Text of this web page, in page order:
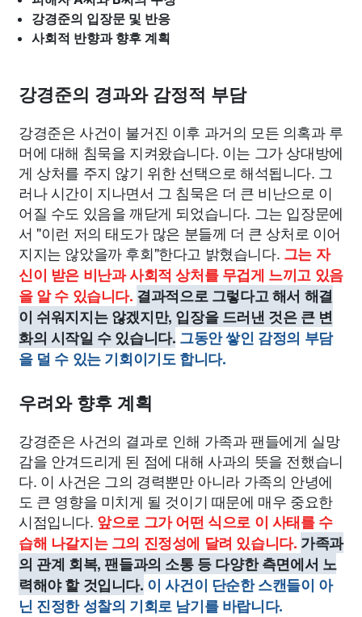
강경준의 입장문 및 반응
사회적 반향과 향후 계획
강경준의 경과와 감정적 부담
강경준은 사건이 불거진 이후 과거의 모든 의혹과 루
머에 대해 침묵을 지켜왔습니다. 이는 그가 상대방에
게 상처를 주지 않기 위한 선택으로 해석됩니다. 그
러나 시간이 지나면서 그 침묵은 더 큰 비난으로 이
어질 수도 있음을 깨닫게 되었습니다. 그는 입장문에
서 "이런 저의 태도가 많은 분들께 더 큰 상처로 이어
지지는 않았을까 후회"한다고 밝혔습니다. 그는 자
신이 받은 비난과 사회적 상처를 무겁게 느끼고 있음
을 알 수 있습니다. 결과적으로 그렇다고 해서 해결
이 쉬워지지는 않겠지만, 입장을 드러낸 것은 큰 변
화의 시작일 수 있습니다. 그동안 쌓인 감정의 부담
을 덜 수 있는 기회이기도 합니다.
우려와 향후 계획
강경준은 사건의 결과로 인해 가족과 팬들에게 실망
감을 안겨드리게 된 점에 대해 사과의 뜻을 전했습니
다. 이 사건은 그의 경력뿐만 아니라 가족의 안녕에
도 큰 영향을 미치게 될 것이기 때문에 매우 중요한
시점입니다. 앞으로 그가 어떤 식으로 이 사태를 수
습해 나갈지는 그의 진정성에 달려 있습니다. 가족과
의 관계 회복, 팬들과의 소통 등 다양한 측면에서 노
력해야 할 것입니다. 이 사건이 단순한 스캔들이 아
닌 진정한 성찰의 기회로 남기를 바랍니다.